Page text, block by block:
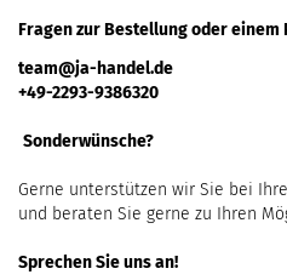
Fragen zur Bestellung oder einem
team@ja-handel.de
+49-2293-9386320
Sonderwünsche?
Gerne unterstützen wir Sie bei
und beraten Sie gerne zu Ihren
Sprechen Sie uns an!